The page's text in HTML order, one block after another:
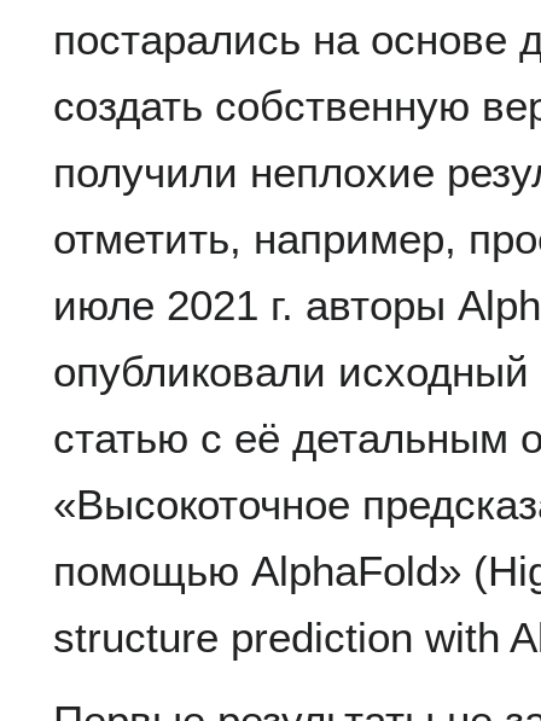
постарались на основе
создать собственную
получили неплохие
отметить, например,
июле 2021 г. авторы
опубликовали
статью с её детальным
«Высокоточное
помощью AlphaFold»
structure prediction with